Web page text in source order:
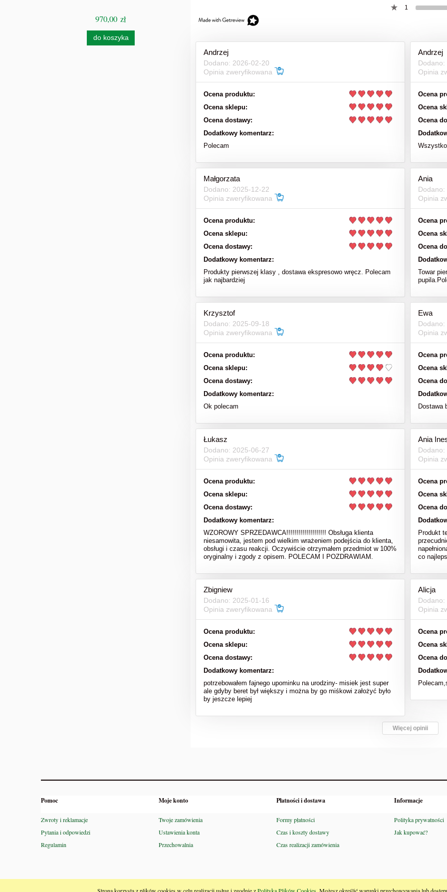
970,00 zł
do koszyka
Cena regularna:199,00 zł
1
Andrzej
Dodano: 2026-02-20
Opinia zweryfikowana
Ocena produktu:
Ocena sklepu:
Ocena dostawy:
Dodatkowy komentarz:
Polecam
Andrzej
Opinia
Ocena
Ocena
Ocena
Małgorzata
Dodano: 2025-12-22
Opinia zweryfikowana
Ocena produktu:
Ocena sklepu:
Ocena dostawy:
Dodatkowy komentarz:
Produkty pierwszej klasy , dostawa ekspresowo wręcz. Polecam
jak najbardziej
Ania
Dodano:
Opinia
Ocena
Ocena
Ocena
Towar
Krzysztof
Dodano: 2025-09-18
Opinia zweryfikowana
Ocena produktu:
Ocena sklepu:
Ocena dostawy:
Dodatkowy komentarz:
Ok polecam
Ewa
Opinia
Ocena
Ocena
Ocena
Dostawa
Łukasz
Dodano: 2025-06-27
Opinia zweryfikowana
Ocena produktu:
Ocena sklepu:
Ocena dostawy:
Dodatkowy komentarz:
WZOROWY SPRZEDAWCA!!!!!!!!!!!!!!!!!!!! Obsługa klienta
niesamowita, jestem pod wielkim wrażeniem podejścia do klienta,
obsługi i czasu reakcji. Oczywiście otrzymałem przedmiot w 100%
oryginalny i zgody z opisem. POLECAM I POZDRAWIAM.
Ania
Opinia
Ocena
Ocena
Ocena
Produkt
co
Zbigniew
Dodano: 2025-01-16
Opinia zweryfikowana
Ocena produktu:
Ocena sklepu:
Ocena dostawy:
Dodatkowy komentarz:
potrzebowałem fajnego upominku na urodziny- misiek jest super
ale gdyby beret był większy i można by go miśkowi założyć było
by jeszcze lepiej
Alicja
Dodano:
Opinia
Ocena
Ocena
Ocena
Więcej opinii
Pomoc
Zwroty i reklamacje
Pytania i odpowiedzi
Regulamin
Moje konto
Twoje zamówienia
Ustawienia konta
Przechowalnia
Płatności i dostawa
Formy płatności
Czas i koszty dostawy
Czas realizacji zamówienia
Informacje
Polityka prywatności
Jak kupować?